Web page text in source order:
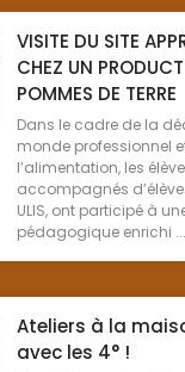
VISITE DU SITE
CHEZ UN
POMMES DE TERRE
Dans le cadre de la
monde professionnel
l’alimentation, les
accompagnés
ULIS, ont participé à
pédagogique enrichi ...
Ateliers à la
avec les 4° !